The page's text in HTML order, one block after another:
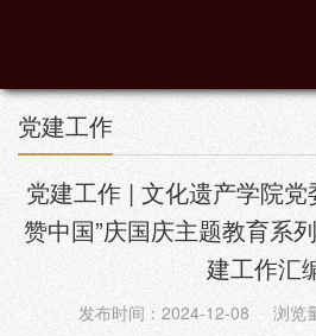
党建工作
党建工作 | 文化遗产学院党
赞中国”庆国庆主题教育系
建工作汇
发布时间：2024-12-08 浏览